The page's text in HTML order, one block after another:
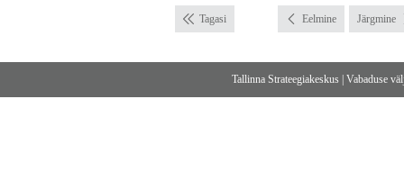
Tagasi Eelmine Järgmine
Tallinna Strateegiakeskus Vabaduse